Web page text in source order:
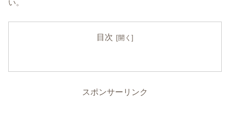
い。
目次
スポンサーリンク